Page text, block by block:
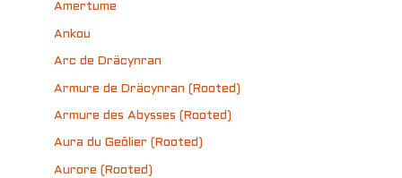
Amertume
Ankou
Arc de Dräcynran
Armure de Dräcynran (Rooted)
Armure des Abysses (Rooted)
Aura du Geôlier (Rooted)
Aurore (Rooted)